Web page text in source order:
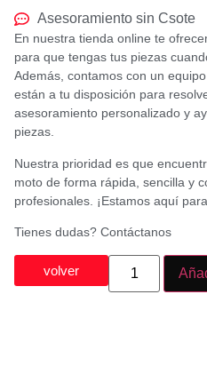
Asesoramiento sin Csote
En nuestra tienda online te
para que tengas tus piezas
Además, contamos con un
están a tu disposición para
asesoramiento personalizado y
piezas.
Nuestra prioridad es que
moto de forma rápida, sencilla y
profesionales. ¡Estamos aquí
Tienes dudas? Contáctanos
volver